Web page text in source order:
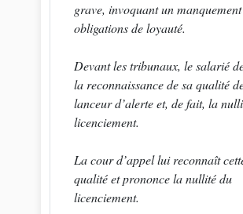
grave, invoquant un
obligations de loyauté.
Devant les tribunaux, le salarié
la reconnaissance de sa qualité
lanceur d’alerte et, de fait, la
licenciement.
La cour d’appel lui reconnaît
qualité et prononce la nullité du
licenciement.